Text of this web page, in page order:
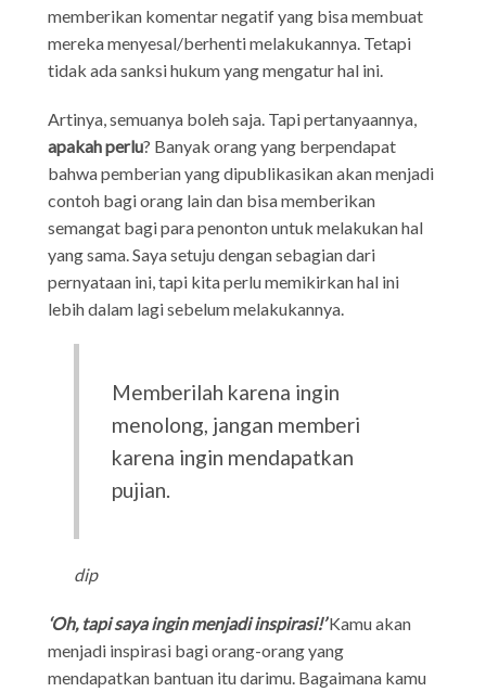
memberikan komentar negatif yang bisa membuat
mereka menyesal/berhenti melakukannya. Tetapi
tidak ada sanksi hukum yang mengatur hal ini.
Artinya, semuanya boleh saja. Tapi pertanyaannya,
apakah perlu? Banyak orang yang berpendapat
bahwa pemberian yang dipublikasikan akan menjadi
contoh bagi orang lain dan bisa memberikan
semangat bagi para penonton untuk melakukan hal
yang sama. Saya setuju dengan sebagian dari
pernyataan ini, tapi kita perlu memikirkan hal ini
lebih dalam lagi sebelum melakukannya.
Memberilah karena ingin
menolong, jangan memberi
karena ingin mendapatkan
pujian.
dip
‘Oh, tapi saya ingin menjadi inspirasi!’Kamu akan
menjadi inspirasi bagi orang-orang yang
mendapatkan bantuan itu darimu. Bagaimana kamu